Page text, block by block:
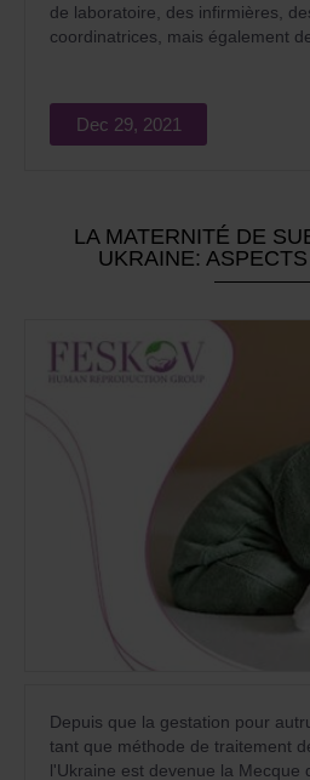
de laboratoire, des infirmières,
coordinatrices, mais également
Dec 29, 2021
LA MATERNITÉ DE
UKRAINE:
Depuis que la gestation pour
tant que méthode de traitement
l'Ukraine est devenue la Mecque